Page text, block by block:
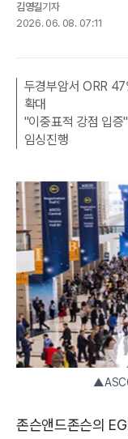
김영길기자
2026. 06. 08. 07:11
두경부암서 ORR
확대
"이중표적 강점 입
임싱진행
존슨앤드존슨의